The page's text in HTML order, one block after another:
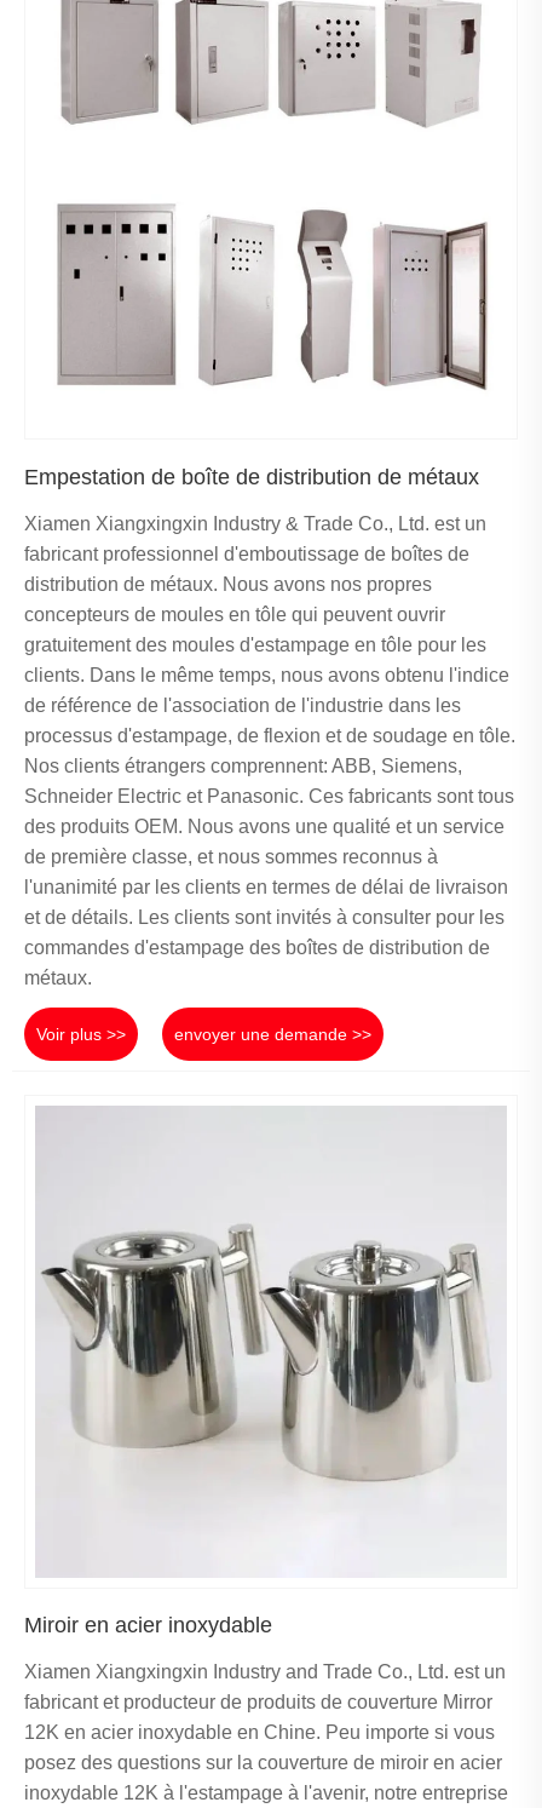
Empestation de boîte de distribution de métaux
Xiamen Xiangxingxin Industry & Trade Co., Ltd. est un
fabricant professionnel d'emboutissage de boîtes de
distribution de métaux. Nous avons nos propres
concepteurs de moules en tôle qui peuvent ouvrir
gratuitement des moules d'estampage en tôle pour les
clients. Dans le même temps, nous avons obtenu l'indice
de référence de l'association de l'industrie dans les
processus d'estampage, de flexion et de soudage en tôle.
Nos clients étrangers comprennent: ABB, Siemens,
Schneider Electric et Panasonic. Ces fabricants sont tous
des produits OEM. Nous avons une qualité et un service
de première classe, et nous sommes reconnus à
l'unanimité par les clients en termes de délai de livraison
et de détails. Les clients sont invités à consulter pour les
commandes d'estampage des boîtes de distribution de
métaux.
Voir plus >> envoyer une demande >>
Miroir en acier inoxydable
Xiamen Xiangxingxin Industry and Trade Co., Ltd. est un
fabricant et producteur de produits de couverture Mirror
12K en acier inoxydable en Chine. Peu importe si vous
posez des questions sur la couverture de miroir en acier
inoxydable 12K à l'estampage à l'avenir, notre entreprise